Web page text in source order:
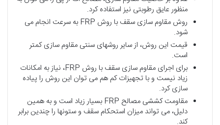
منظور عایق رطوبتی نیز استفاده کرد.
روش مقاوم سازی سقف با روش FRP به سرعت انجام می
شود.
قیمت این روش، از سایر روشهای سنتی مقاوم سازی کمتر
است.
برای اجرای مقاوم سازی سقف با روش FRP، نیاز به امکانات
زیاد نیست و با تجهیزات کم هم می توان این روش را پیاده
سازی کرد.
مقاومت کششی مصالح FRP بسیار زیاد است و به همین
دلیل، می تواند میزان استحکام سقف و ستونها را چندین برابر
کند.